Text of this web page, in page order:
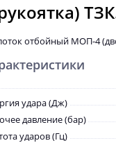
отбойный МОП-4
удара (Дж)
давление (бар)
ударов (Гц)